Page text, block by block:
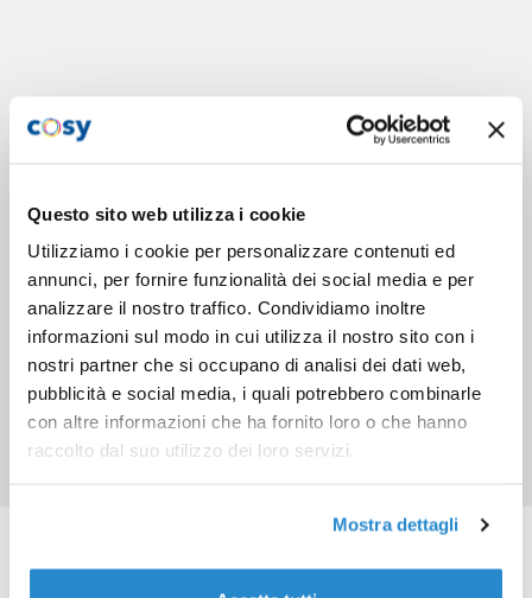
Questo sito web utilizza i cookie
Utilizziamo i cookie per personalizzare contenuti ed
annunci, per fornire funzionalità dei social media e per
analizzare il nostro traffico. Condividiamo inoltre
informazioni sul modo in cui utilizza il nostro sito con i
nostri partner che si occupano di analisi dei dati web,
pubblicità e social media, i quali potrebbero combinarle
con altre informazioni che ha fornito loro o che hanno
raccolto dal suo utilizzo dei loro servizi.
Mostra dettagli